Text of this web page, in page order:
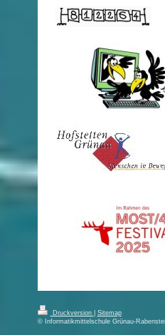
Druckversion
Sitemap
© Informatikmittelschule Grünau-